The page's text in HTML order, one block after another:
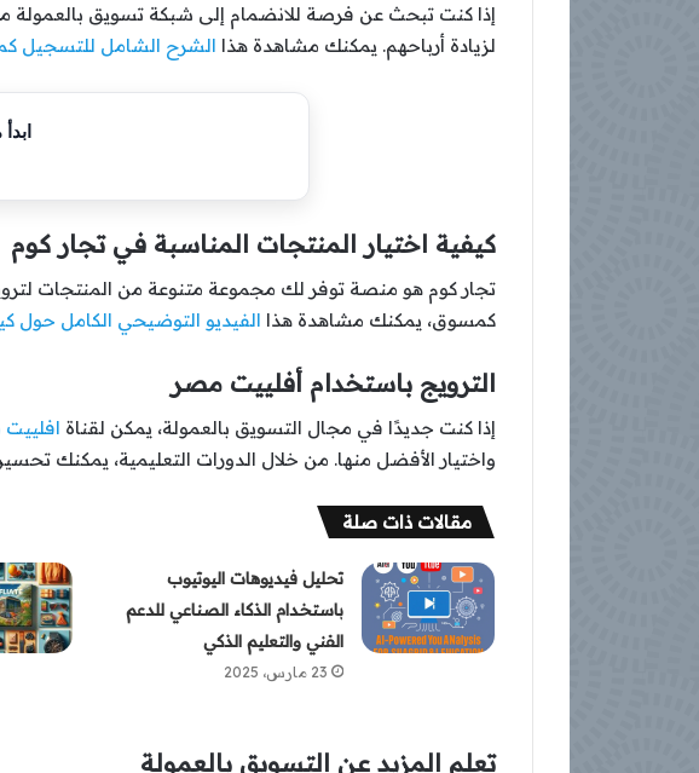
إذا كنت تبحث عن فرصة للانضمام إلى شبكة تسويق بالعمولة
لزيادة أرباحهم. يمكنك مشاهدة هذا الشرح الشامل للتسجيل
كيفية اختيار المنتجات المناسبة في تجار كوم
تجار كوم هو منصة توفر لك مجموعة متنوعة من المنتجات
كمسوق، يمكنك مشاهدة هذا الفيديو التوضيحي الكامل حول
الترويج باستخدام أفلييت مصر
إذا كنت جديدًا في مجال التسويق بالعمولة، يمكن لقناة
واختيار الأفضل منها. من خلال الدورات التعليمية، يمكنك
مقالات ذات صلة
تحليل فيديوهات اليوتيوب
باستخدام الذكاء الصناعي للدعم
الفني والتعليم الذكي
23 مارس، 2025
تعلم المزيد عن التسويق بالعمولة